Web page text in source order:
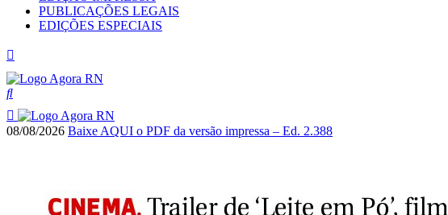
PUBLICAÇÕES LEGAIS
EDIÇÕES ESPECIAIS
08/08/2026 Baixe AQUI o PDF da versão impressa – Ed. 2.388